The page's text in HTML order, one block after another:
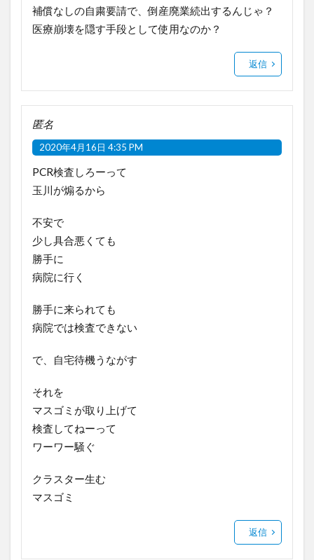
補償なしの自粛要請で、倒産廃業続出するんじゃ？
医療崩壊を隠す手段として使用なのか？
返信
匿名
2020年4月16日 4:35 PM
PCR検査しろーって
玉川が煽るから
不安で
少し具合悪くても
勝手に
病院に行く
勝手に来られても
病院では検査できない
で、自宅待機うながす
それを
マスゴミが取り上げて
検査してねーって
ワーワー騒ぐ
クラスター生む
マスゴミ
返信